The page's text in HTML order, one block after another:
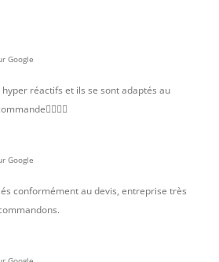
Google
réactifs et ils se sont adaptés au
Google
conformément au devis, entreprise très